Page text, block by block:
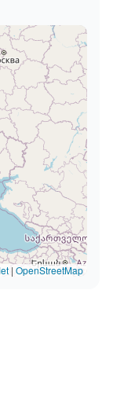
| OpenStreetMap